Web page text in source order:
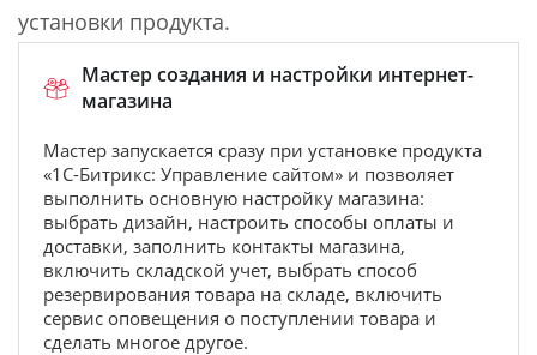
установки продукта.
Мастер создания и настройки интернет-
магазина
Мастер запускается сразу при установке продукта
«1С-Битрикс: Управление сайтом» и позволяет
выполнить основную настройку магазина:
выбрать дизайн, настроить способы оплаты и
доставки, заполнить контакты магазина,
включить складской учет, выбрать способ
резервирования товара на складе, включить
сервис оповещения о поступлении товара и
сделать многое другое.